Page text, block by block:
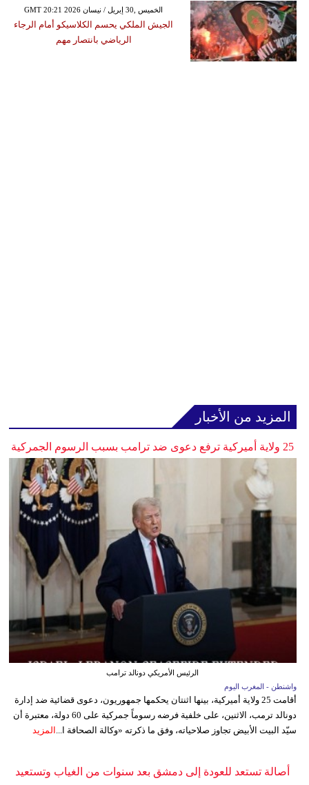
GMT 20:21 2026 الخميس ,30 إبريل / نيسان
الجيش الملكي يحسم الكلاسيكو أمام الرجاء
الرياضي بانتصار مهم
المزيد من الأخبار
25 ولاية أميركية ترفع دعوى ضد ترامب بسبب الرسوم الجمركية
الرئيس الأمريكي دونالد ترامب
واشنطن - المغرب اليوم
أقامت 25 ولاية أميركية، بينها اثنتان يحكمها جمهوريون، دعوى قضائية ضد إدارة
دونالد ترمب، الاثنين، على خلفية فرضه رسوماً جمركية على 60 دولة، معتبرة أن
سيّد البيت الأبيض تجاوز صلاحياته، وفق ما ذكرته «وكالة الصحافة ا... المزيد
أصالة تستعد للعودة إلى دمشق بعد سنوات من الغياب وتستعيد